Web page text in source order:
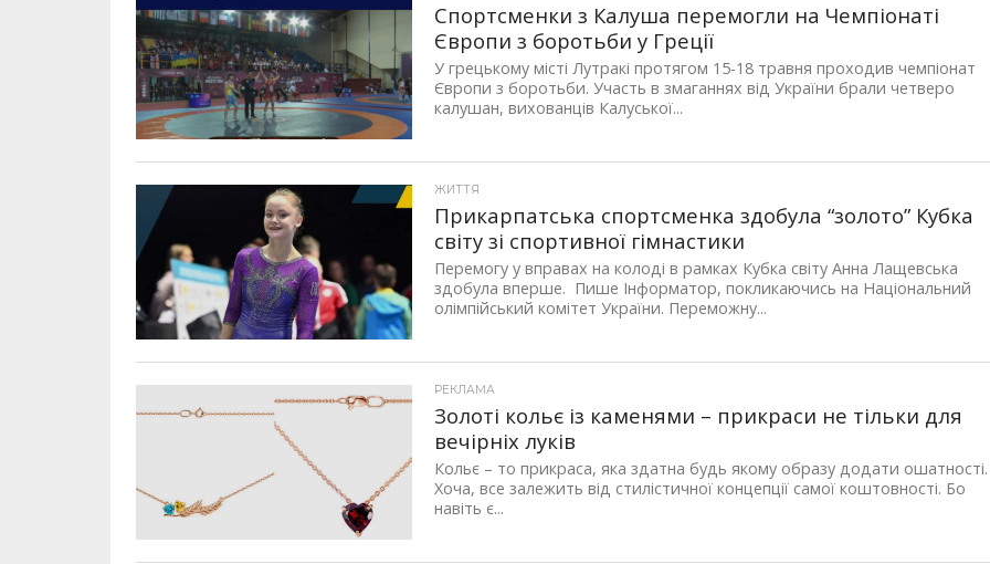
Спортсменки з Калуша перемогли на Чемпіонаті
Європи з боротьби у Греції
У грецькому місті Лутракі протягом 15-18 травня проходив чемпіонат
Європи з боротьби. Участь в змаганнях від України брали четверо
калушан, вихованців Калуської...
ЖИТТЯ
Прикарпатська спортсменка здобула “золото” Кубка
світу зі спортивної гімнастики
Перемогу у вправах на колоді в рамках Кубка світу Анна Лащевська
здобула вперше. Пише Інформатор, покликаючись на Національний
олімпійський комітет України. Переможну...
РЕКЛАМА
Золоті кольє із каменями – прикраси не тільки для
вечірніх луків
Кольє – то прикраса, яка здатна будь якому образу додати ошатності.
Хоча, все залежить від стилістичної концепції самої коштовності. Бо
навіть є...